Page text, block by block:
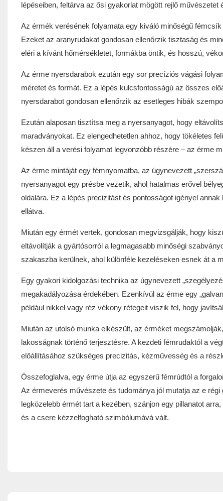
lépéseiben, feltárva az ősi gyakorlat mögött rejlő művészetet
Az érmék verésének folyamata egy kiváló minőségű
Ezeket az aranyrudakat gondosan ellenőrzik tisztaság és
eléri a kívánt hőmérsékletet, formákba öntik, és hosszú,
Az érme nyersdarabok ezután egy sor precíziós vágási
méretet és formát. Ez a lépés kulcsfontosságú az összes
nyersdarabot gondosan ellenőrzik az esetleges hibák
Ezután alaposan tisztítsa meg a nyersanyagot, hogy
maradványokat. Ez elengedhetetlen ahhoz, hogy tökéletes
készen áll a verési folyamat legvonzóbb részére – az érme
Az érme mintáját egy fémnyomatba, az úgynevezett
nyersanyagot egy présbe vezetik, ahol hatalmas erővel
oldalára. Ez a lépés precizitást és pontosságot igényel
ellátva.
Miután egy érmét vertek, gondosan megvizsgálják, hogy
eltávolítják a gyártósorról a legmagasabb minőségi
szakaszba kerülnek, ahol különféle kezeléseken esnek át a
Egy gyakori kidolgozási technika az úgynevezett
megakadályozása érdekében. Ezenkívül az érme egy
például nikkel vagy réz vékony rétegeit viszik fel, hogy
Miután az utolsó munka elkészült, az érméket
lakosságnak történő terjesztésre. A kezdeti fémrudaktól a
előállításához szükséges precizitás, kézművesség és a
Összefoglalva, egy érme útja az egyszerű fémrúdtól a
Az érmeverés művészete és tudománya jól mutatja az e
legközelebb érmét tart a kezében, szánjon egy pillanatot
és a csere kézzelfogható szimbólumává vált.